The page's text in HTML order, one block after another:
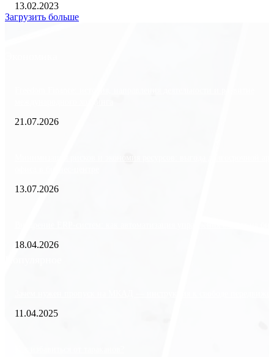
13.02.2023
Загрузить больше
21.07.2026
13.07.2026
18.04.2026
11.04.2025